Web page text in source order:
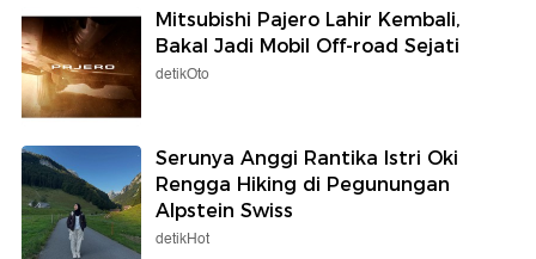
Mitsubishi Pajero Lahir Kembali,
Bakal Jadi Mobil Off-road Sejati
detikOto
Serunya Anggi Rantika Istri Oki
Rengga Hiking di Pegunungan
Alpstein Swiss
detikHot